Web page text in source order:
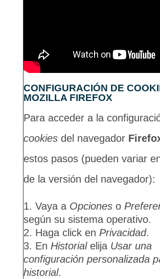
CONFIGURACIÓN DE
MOZILLA FIREFOX
Para acceder a la
cookiesdel navegador
estos pasos (pueden variar
de la versión del navegador):
Vaya a Opcioneso
según su sistema operativo.
Haga click en Privacidad.
En Historialelija Usar una
configuración personalizada
historial.